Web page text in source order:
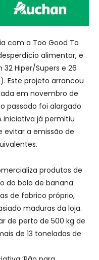
com a Too Good To
alimentar, e
32 Hiper/Supers e 26
Este projeto arrancou
em novembro de
passado foi alargado
iniciativa já permitiu
evitar a emissão de
produtos de
do bolo de banana
de fabrico próprio,
maduras da loja.
de perto de 500 kg de
de 13 toneladas de